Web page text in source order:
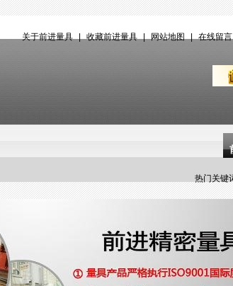
关于前进量具 | 收藏前进量具 | 网站地图 | 在线留
热门关键